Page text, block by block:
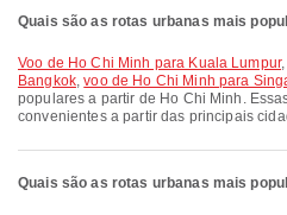
Quais são as rotas urbanas mais
voo de Ho Chi Minh para Kuala Lumpur
Bangkok,voo de Ho Chi Minh para
populares a partir de Ho Chi Minh.
convenientes a partir das principais
Quais são as rotas urbanas mais